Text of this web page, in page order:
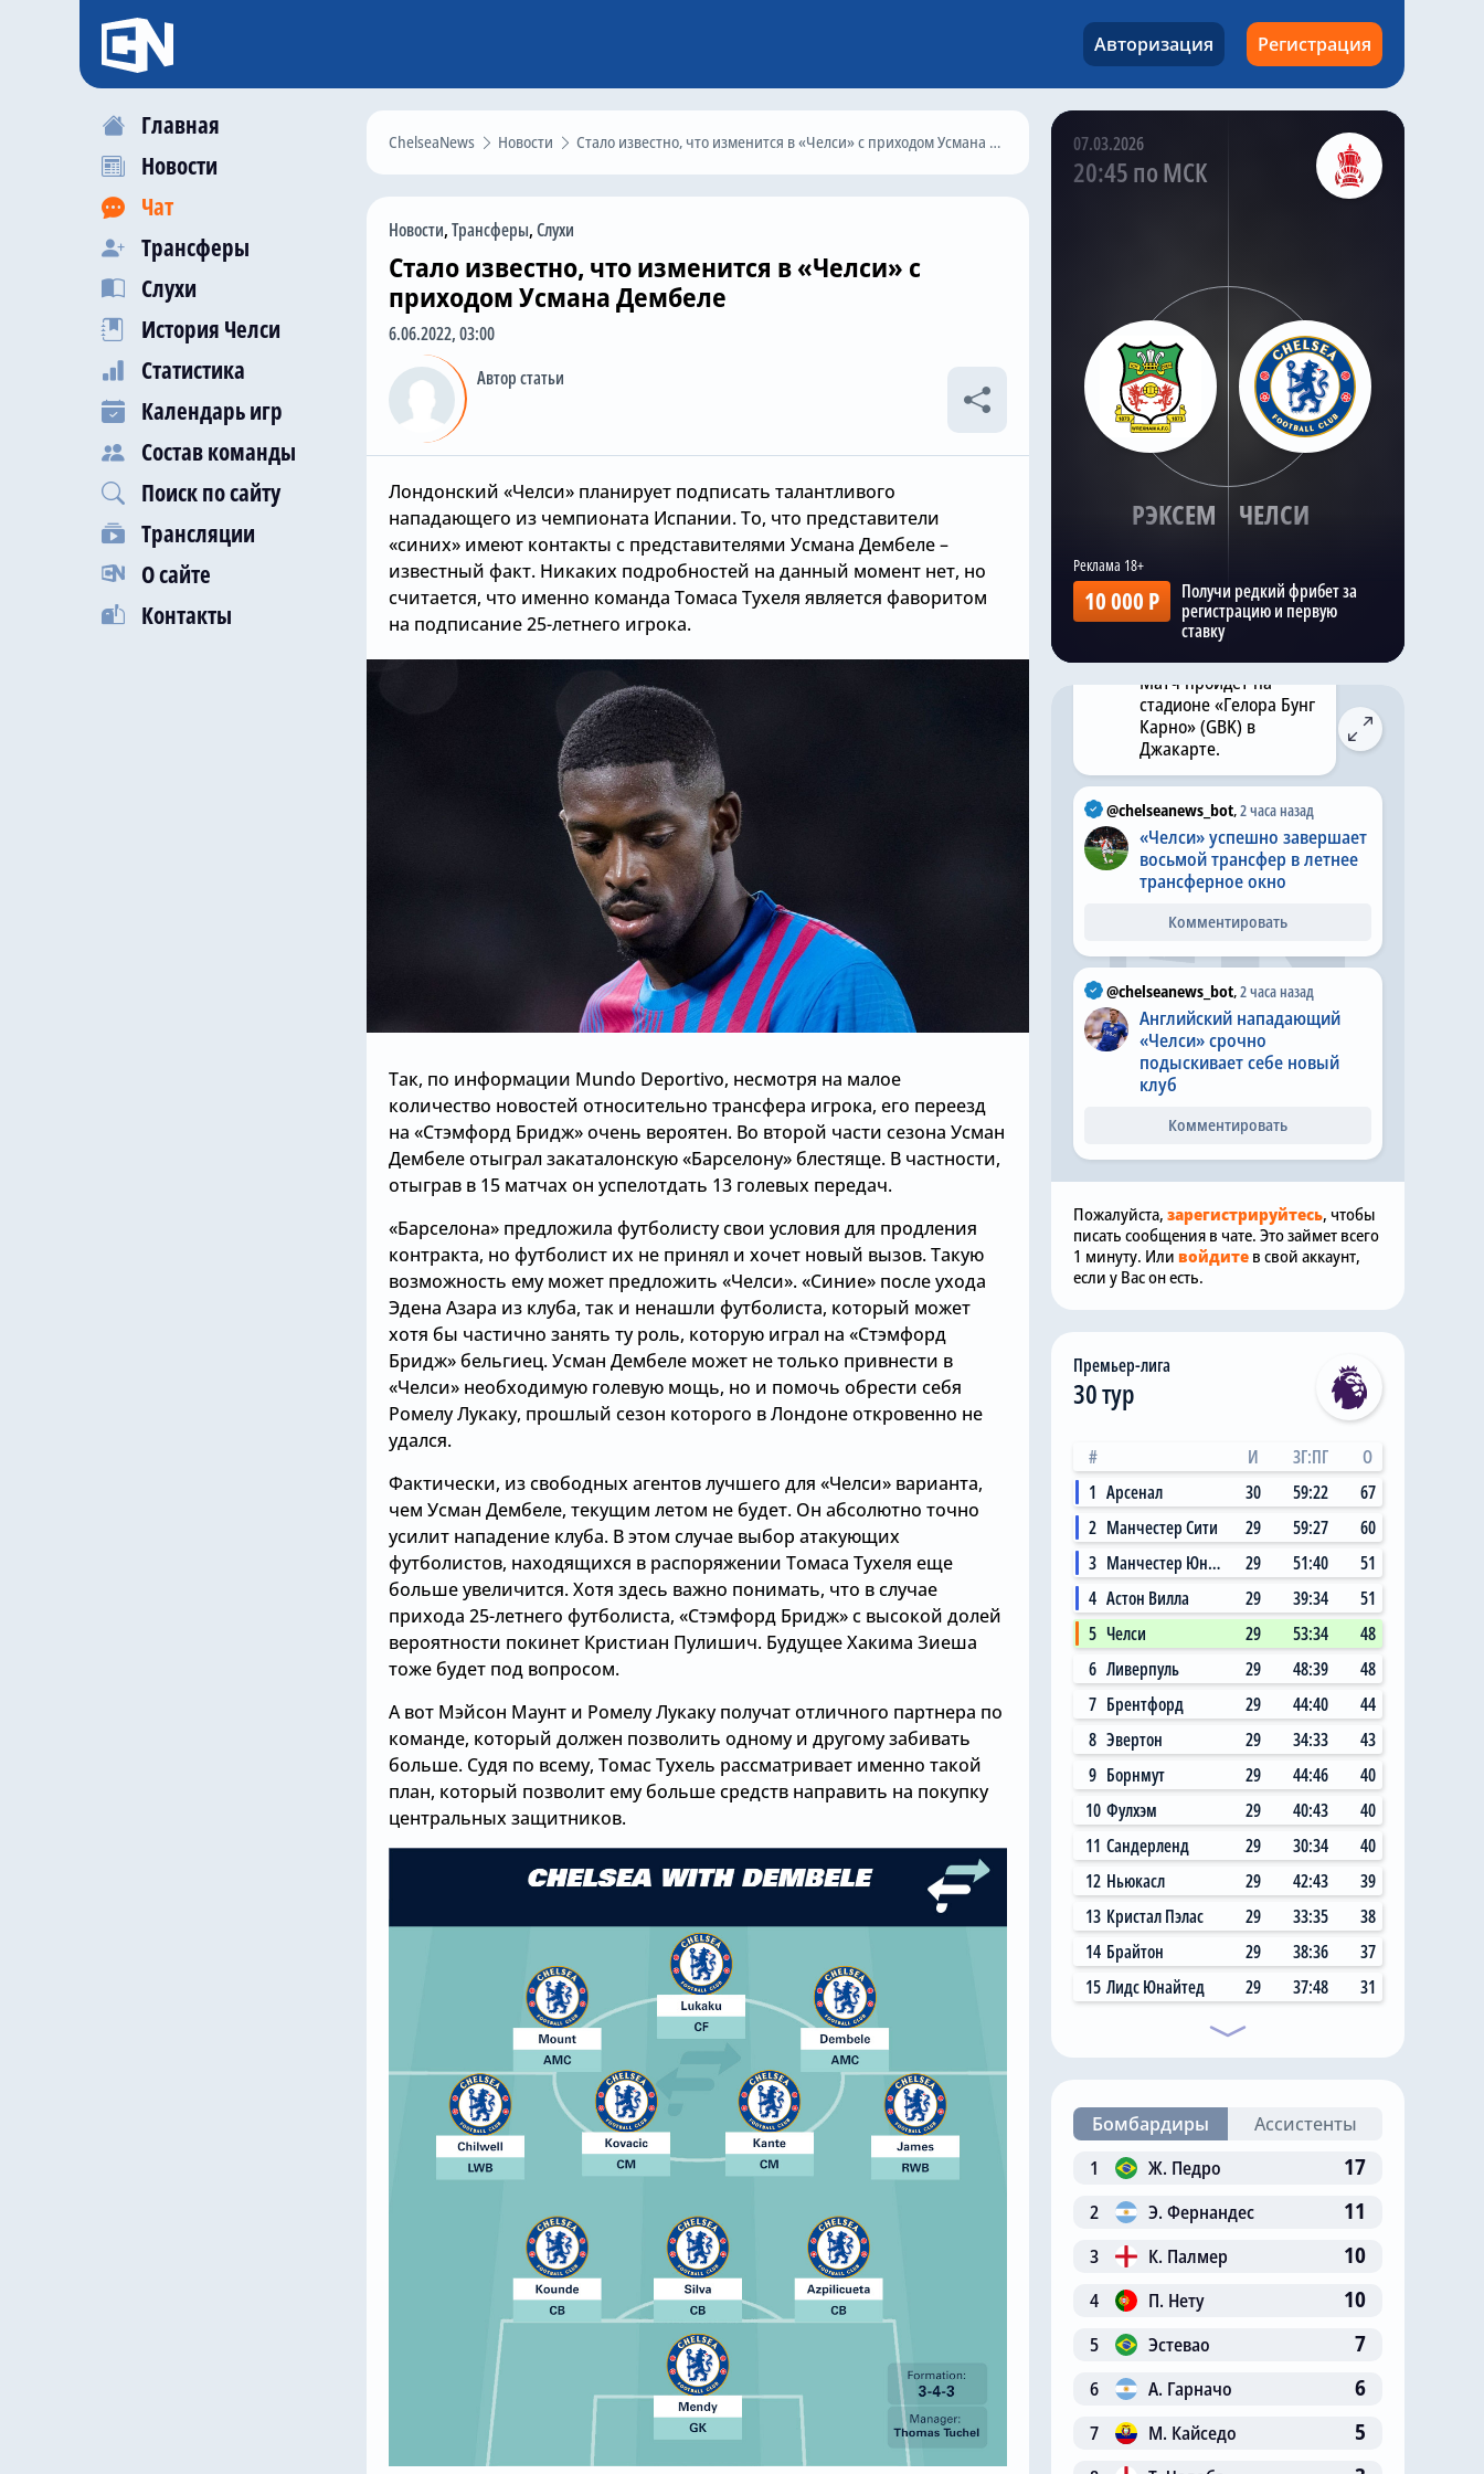
Авторизация Регистрация
Главная
Новости
Чат
Трансферы
Слухи
История Челси
Статистика
Календарь игр
Состав команды
Поиск по сайту
Трансляции
О сайте
Контакты
ChelseaNews Новости Стало известно, что изменится в «Челси» с приходом Усмана Дембеле
Новости,Трансферы,Слухи
Стало известно, что изменится в «Челси» с
приходом Усмана Дембеле
6.06.2022, 03:00
Автор статьи
Лондонский «Челси» планирует подписать талантливого
нападающего из чемпионата Испании. То, что представители
«синих» имеют контакты с представителями Усмана Дембеле –
известный факт. Никаких подробностей на данный момент нет, но
считается, что именно команда Томаса Тухеля является фаворитом
на подписание 25-летнего игрока.
Так, по информации Mundo Deportivo, несмотря на малое
количество новостей относительно трансфера игрока, его переезд
на «Стэмфорд Бридж» очень вероятен. Во второй части сезона Усман
Дембеле отыграл закаталонскую «Барселону» блестяще. В частности,
отыграв в 15 матчах он успелотдать 13 голевых передач.
«Барселона» предложила футболисту свои условия для продления
контракта, но футболист их не принял и хочет новый вызов. Такую
возможность ему может предложить «Челси». «Синие» после ухода
Эдена Азара из клуба, так и ненашли футболиста, который может
хотя бы частично занять ту роль, которую играл на «Стэмфорд
Бридж» бельгиец. Усман Дембеле может не только привнести в
«Челси» необходимую голевую мощь, но и помочь обрести себя
Ромелу Лукаку, прошлый сезон которого в Лондоне откровенно не
удался.
Фактически, из свободных агентов лучшего для «Челси» варианта,
чем Усман Дембеле, текущим летом не будет. Он абсолютно точно
усилит нападение клуба. В этом случае выбор атакующих
футболистов, находящихся в распоряжении Томаса Тухеля еще
больше увеличится. Хотя здесь важно понимать, что в случае
прихода 25-летнего футболиста, «Стэмфорд Бридж» с высокой долей
вероятности покинет Кристиан Пулишич. Будущее Хакима Зиеша
тоже будет под вопросом.
А вот Мэйсон Маунт и Ромелу Лукаку получат отличного партнера по
команде, который должен позволить одному и другому забивать
больше. Судя по всему, Томас Тухель рассматривает именно такой
план, который позволит ему больше средств направить на покупку
центральных защитников.
Сегодня, 07:30 Сегодня, 06:00 Сегодня, 05:26
07.03.2026
20:45 по МСК
РЭКСЕМ ЧЕЛСИ
10 000 Р
Получи редкий фрибет за
регистрацию и первую
ставку
Gusto. Ранее летом
сообщалось, что
«Манчестер Сити»
также заинтересован в
Gusto .
Саймон Филлипс в
своей программе Si
закрытия
трансферного окна.
И, по словам
журналиста, как и Энцо
Фернандес, Густо
намерен покинуть
«Челси» .
Kazak, Вчера в 22:29
Матч «Челси» —
на 13:00 по
британскому летнему
времени в субботу, 8
августа 2026 года.
Матч пройдет на
стадионе «Гелора Бунг
Карно» (GBK) в
Джакарте.
@chelseanews_bot,2 часа назад
«Челси» успешно завершает
восьмой трансфер в летнее
трансферное окно
Комментировать
@chelseanews_bot,2 часа назад
Английский нападающий
«Челси» срочно
подыскивает себе новый
клуб
Комментировать
Пожалуйста, зарегистрируйтесь, чтобы
писать сообщения в чате. Это займет всего
1 минуту. Или войдите в свой аккаунт,
если у Вас он есть.
Премьер-лига
30 тур
# И ЗГ:ПГ
О
1 Арсенал 30 59:22
67
2 Манчестер Сити 29 59:27
60
3
Манчестер Юнайтед 29 51:40
51
4 Астон Вилла 29 39:34
51
5 Челси 29 53:34
48
6 Ливерпуль 29 48:39
48
7 Брентфорд 29 44:40
44
8 Эвертон 29 34:33
43
9 Борнмут 29 44:46
40
10 Фулхэм 29 40:43
40
11 Сандерленд 29 30:34
40
12 Ньюкасл 29 42:43
39
13 Кристал Пэлас 29 33:35
38
14 Брайтон 29 38:36
37
15 Лидс Юнайтед 29 37:48 31
Бомбардиры
Ассистенты
1
Ж. Педро 17
2 Э. Фернандес 11
3 К. Палмер 10
4 П. Нету 10
5 Эстевао 7
6 А. Гарначо 6
7 М. Кайседо 5